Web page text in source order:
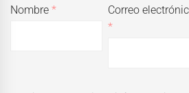
Nombre*
Correo
*